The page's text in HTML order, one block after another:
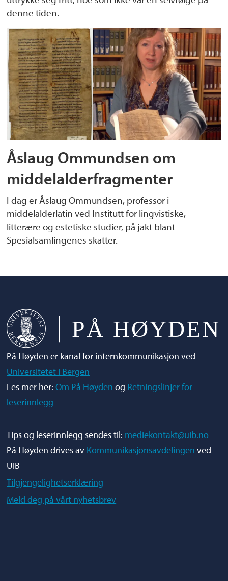
denne tiden.
Åslaug Ommundsen om
middelalderfragmenter
I dag er Åslaug Ommundsen, professor i
middelalderlatin ved Institutt for lingvistiske,
litterære og estetiske studier, på jakt blant
Spesialsamlingenes skatter.
På Høyden er kanal for internkommunikasjon ved
Universitetet i Bergen
Les mer her:Om På Høyden og Retningslinjer for
leserinnlegg
Tips og leserinnlegg sendes til: mediekontakt@uib.no
På Høyden drives av Kommunikasjonsavdelingen ved
UiB
Tilgjengelighetserklæring
Meld deg på vårt nyhetsbrev